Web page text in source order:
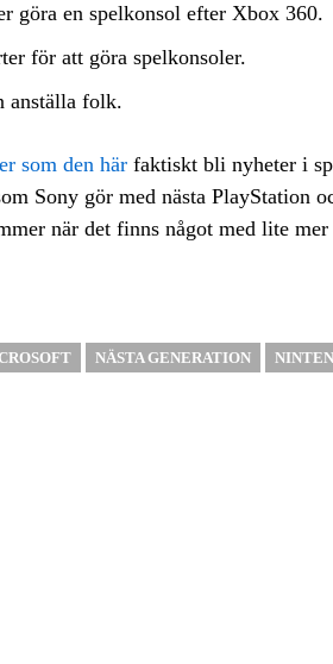
göra en spelkonsol efter Xbox 360.
för att göra spelkonsoler.
anställa folk.
som den här faktiskt bli nyheter i
Sony gör med nästa PlayStation
när det finns något med lite
NÄSTA GENERATION